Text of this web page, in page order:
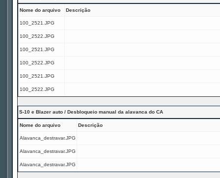
Nome do arquivo Descrição
100_2521.JPG
100_2522.JPG
100_2521.JPG
100_2522.JPG
100_2521.JPG
100_2522.JPG
S-10 e Blazer auto / Desbloqueio manual da alavanca do CA
Nome do arquivo Descrição
Alavanca_destravar.JPG
Alavanca_destravar.JPG
Alavanca_destravar.JPG